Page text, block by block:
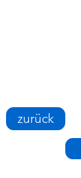
zurück